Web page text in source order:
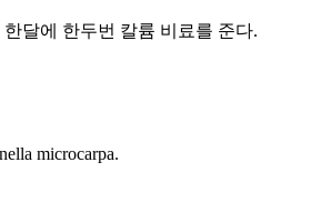
한달에 한두번 칼륨 비료를 준다.
microcarpa.